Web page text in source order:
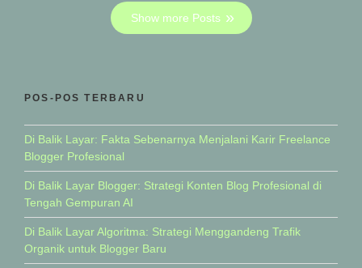
Show more Posts
POS-POS TERBARU
Di Balik Layar: Fakta Sebenarnya Menjalani Karir Freelance
Blogger Profesional
Di Balik Layar Blogger: Strategi Konten Blog Profesional di
Tengah Gempuran AI
Di Balik Layar Algoritma: Strategi Menggandeng Trafik
Organik untuk Blogger Baru